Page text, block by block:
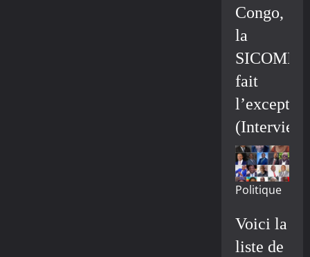
Congo,
la
fait
(Interview)
Politique
Voici la
liste de